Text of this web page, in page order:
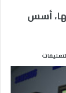
أسس
الفصول
الذكية